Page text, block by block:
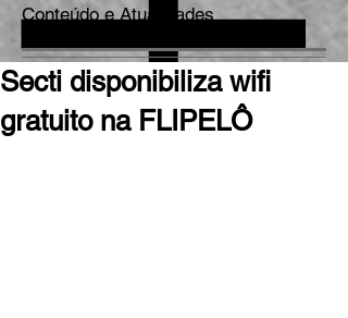
Conteúdo e Atualidades
Secti disponibiliza wifi
gratuito na FLIPELÔ